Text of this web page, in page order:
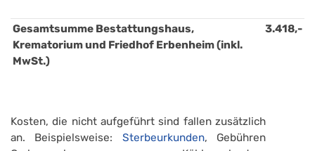
Gesamtsumme Bestattungshaus,
Krematorium und Friedhof Erbenheim (inkl.
MwSt.)
3.418,-
Kosten, die nicht aufgeführt sind fallen zusätzlich
an. Beispielsweise: Sterbeurkunden, Gebühren